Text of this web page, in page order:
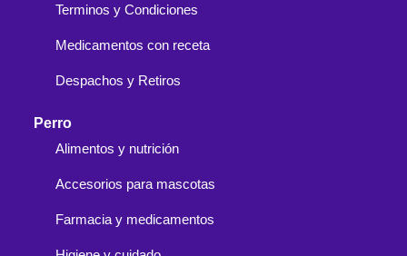
Terminos y Condiciones
Medicamentos con receta
Despachos y Retiros
Perro
Alimentos y nutrición
Accesorios para mascotas
Farmacia y medicamentos